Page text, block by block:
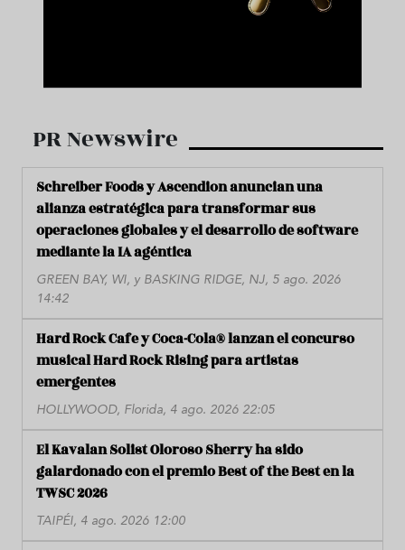
PR Newswire
Schreiber Foods y Ascendion anuncian una
alianza estratégica para transformar sus
operaciones globales y el desarrollo de software
mediante la IA agéntica
GREEN BAY, WI, y BASKING RIDGE, NJ, 5 ago. 2026
14:42
Hard Rock Cafe y Coca-Cola® lanzan el concurso
musical Hard Rock Rising para artistas
emergentes
HOLLYWOOD, Florida, 4 ago. 2026 22:05
El Kavalan Solist Oloroso Sherry ha sido
galardonado con el premio Best of the Best en la
TWSC 2026
TAIPÉI, 4 ago. 2026 12:00